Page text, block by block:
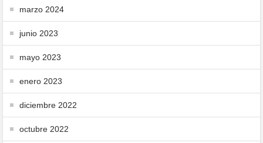
marzo 2024
junio 2023
mayo 2023
enero 2023
diciembre 2022
octubre 2022